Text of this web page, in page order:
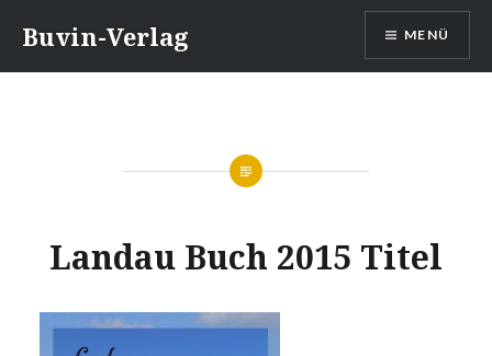
zum
Inhalt
Buvin-Verlag MENÜ
Landau Buch 2015 Titel